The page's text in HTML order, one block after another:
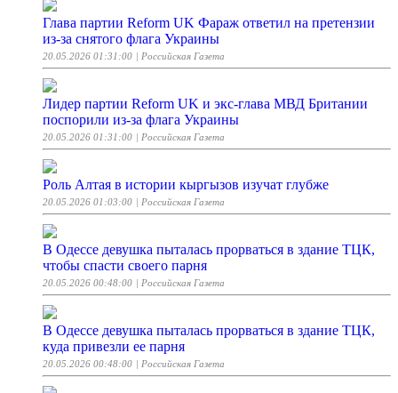
Глава партии Reform UK Фараж ответил на претензии
из-за снятого флага Украины
20.05.2026 01:31:00 | Российская Газета
Лидер партии Reform UK и экс-глава МВД Британии
поспорили из-за флага Украины
20.05.2026 01:31:00 | Российская Газета
Роль Алтая в истории кыргызов изучат глубже
20.05.2026 01:03:00 | Российская Газета
В Одессе девушка пыталась прорваться в здание ТЦК,
чтобы спасти своего парня
20.05.2026 00:48:00 | Российская Газета
В Одессе девушка пыталась прорваться в здание ТЦК,
куда привезли ее парня
20.05.2026 00:48:00 | Российская Газета